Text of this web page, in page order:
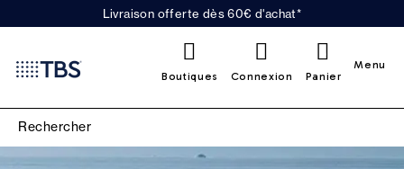
Livraison offerte dès 60€ d'achat*
Boutiques Connexion Panier
Menu